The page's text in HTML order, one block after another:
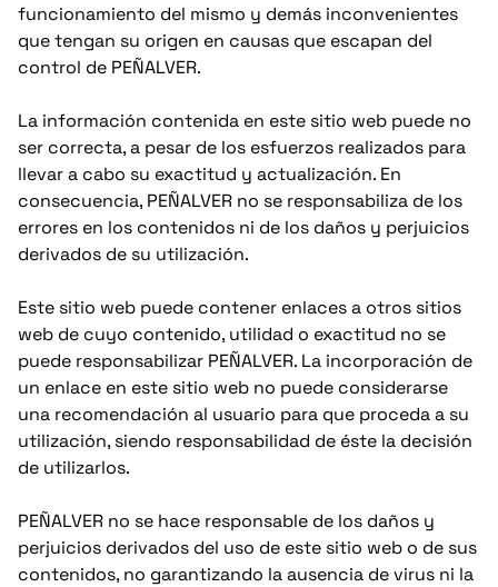
funcionamiento del mismo y demás inconvenientes
que tengan su origen en causas que escapan del
control de PEÑALVER.
La información contenida en este sitio web puede no
ser correcta, a pesar de los esfuerzos realizados para
llevar a cabo su exactitud y actualización. En
consecuencia, PEÑALVER no se responsabiliza de los
errores en los contenidos ni de los daños y perjuicios
derivados de su utilización.
Este sitio web puede contener enlaces a otros sitios
web de cuyo contenido, utilidad o exactitud no se
puede responsabilizar PEÑALVER. La incorporación de
un enlace en este sitio web no puede considerarse
una recomendación al usuario para que proceda a su
utilización, siendo responsabilidad de éste la decisión
de utilizarlos.
PEÑALVER no se hace responsable de los daños y
perjuicios derivados del uso de este sitio web o de sus
contenidos, no garantizando la ausencia de virus ni la